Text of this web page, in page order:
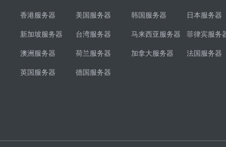
香港服务器 美国服务器 韩国服务器 日本服务器
新加坡服务器 台湾服务器 马来西亚服务器 菲律宾服务
澳洲服务器 荷兰服务器 加拿大服务器 法国服务器
英国服务器 德国服务器